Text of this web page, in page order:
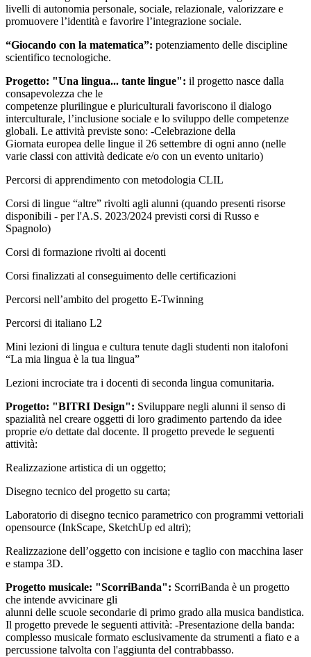
livelli di autonomia personale, sociale, relazionale, valorizzare e
promuovere l’identità e favorire l’integrazione sociale.
“Giocando con la matematica”: potenziamento delle discipline
scientifico tecnologiche.
Progetto: "Una lingua... tante lingue": il progetto nasce dalla
consapevolezza che le
competenze plurilingue e pluriculturali favoriscono il dialogo
interculturale, l’inclusione sociale e lo sviluppo delle competenze
globali. Le attività previste sono: -Celebrazione della
Giornata europea delle lingue il 26 settembre di ogni anno (nelle
varie classi con attività dedicate e/o con un evento unitario)
Percorsi di apprendimento con metodologia CLIL
Corsi di lingue “altre” rivolti agli alunni (quando presenti risorse
disponibili - per l'A.S. 2023/2024 previsti corsi di Russo e
Spagnolo)
Corsi di formazione rivolti ai docenti
Corsi finalizzati al conseguimento delle certificazioni
Percorsi nell’ambito del progetto E-Twinning
Percorsi di italiano L2
Mini lezioni di lingua e cultura tenute dagli studenti non italofoni
“La mia lingua è la tua lingua”
Lezioni incrociate tra i docenti di seconda lingua comunitaria.
Progetto: "BITRI Design": Sviluppare negli alunni il senso di
spazialità nel creare oggetti di loro gradimento partendo da idee
proprie e/o dettate dal docente. Il progetto prevede le seguenti
attività:
Realizzazione artistica di un oggetto;
Disegno tecnico del progetto su carta;
Laboratorio di disegno tecnico parametrico con programmi vettoriali
opensource (InkScape, SketchUp ed altri);
Realizzazione dell’oggetto con incisione e taglio con macchina laser
e stampa 3D.
Progetto musicale: "ScorriBanda": ScorriBanda è un progetto
che intende avvicinare gli
alunni delle scuole secondarie di primo grado alla musica bandistica.
Il progetto prevede le seguenti attività: -Presentazione della banda:
complesso musicale formato esclusivamente da strumenti a fiato e a
percussione talvolta con l'aggiunta del contrabbasso.